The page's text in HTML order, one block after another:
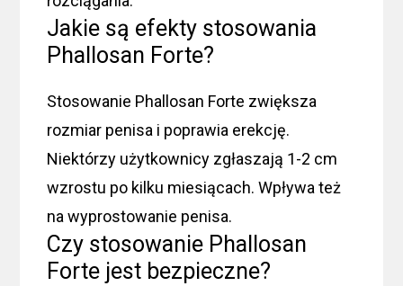
Jakie są efekty stosowania
Phallosan Forte?
Stosowanie Phallosan Forte zwiększa
rozmiar penisa i poprawia erekcję.
Niektórzy użytkownicy zgłaszają 1-2 cm
wzrostu po kilku miesiącach. Wpływa też
na wyprostowanie penisa.
Czy stosowanie Phallosan
Forte jest bezpieczne?